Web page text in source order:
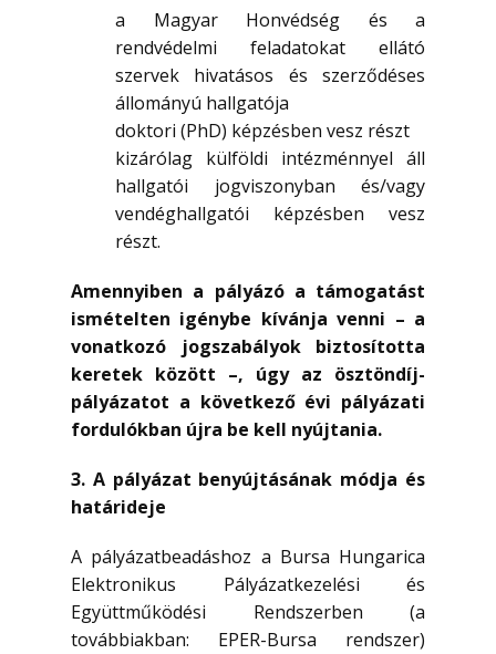
a Magyar Honvédség és a
rendvédelmi feladatokat ellátó
szervek hivatásos és szerződéses
állományú hallgatója
doktori (PhD) képzésben vesz részt
kizárólag külföldi intézménnyel áll
hallgatói jogviszonyban és/vagy
vendéghallgatói képzésben vesz
részt.
Amennyiben a pályázó a támogatást
ismételten igénybe kívánja venni – a
vonatkozó jogszabályok biztosította
keretek között –, úgy az ösztöndíj-
pályázatot a következő évi pályázati
fordulókban újra be kell nyújtania.
3. Apályázat benyújtásának módja és
határideje
A pályázatbeadáshoz a Bursa Hungarica
Elektronikus Pályázatkezelési és
Együttműködési Rendszerben (a
továbbiakban: EPER-Bursa rendszer)